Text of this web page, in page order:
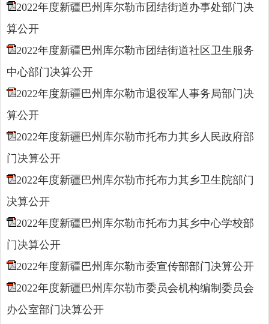
2022年度新疆巴州库尔勒市团结街道办事处部门决
算公开
2022年度新疆巴州库尔勒市团结街道社区卫生服务
中心部门决算公开
2022年度新疆巴州库尔勒市退役军人事务局部门决
算公开
2022年度新疆巴州库尔勒市托布力其乡人民政府部
门决算公开
2022年度新疆巴州库尔勒市托布力其乡卫生院部门
决算公开
2022年度新疆巴州库尔勒市托布力其乡中心学校部
门决算公开
2022年度新疆巴州库尔勒市委宣传部部门决算公开
2022年度新疆巴州库尔勒市委员会机构编制委员会
办公室部门决算公开